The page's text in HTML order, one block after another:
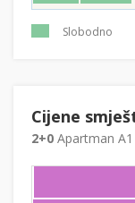
Slobodno
Cijene
2+0 Apartman